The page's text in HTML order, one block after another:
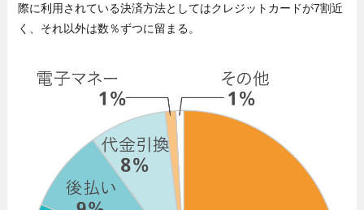
際に利用されている決済方法としてはクレジットカードが7割近
く、それ以外は数％ずつに留まる。